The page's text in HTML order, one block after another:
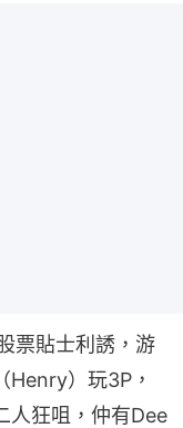
票貼士利誘，游
Henry）玩3P，
人狂咀，仲有Dee